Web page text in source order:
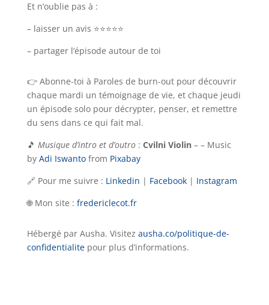
Et n’oublie pas à :
– laisser un avis ⭐⭐⭐⭐⭐
– partager l’épisode autour de toi
👉 Abonne-toi à Paroles de burn-out pour découvrir
chaque mardi un témoignage de vie, et chaque jeudi
un épisode solo pour décrypter, penser, et remettre
du sens dans ce qui fait mal.
🎵 Musique d’intro et d’outro: Cvilni Violin– – Music
by Adi Iswanto from Pixabay
🔗 Pour me suivre : Linkedin | Facebook | Instagram
🌐 Mon site : fredericlecot.fr
Hébergé par Ausha. Visitez ausha.co/politique-de-
confidentialitepour plus d’informations.